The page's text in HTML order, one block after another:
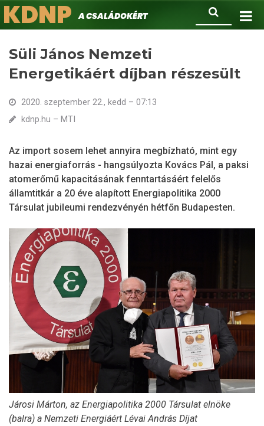
Ugrás
a
Keresés
KDNPA családokért.
Süli János Nemzeti
Energetikáért díjban részesült
2020. szeptember 22., kedd – 07:13
kdnp.hu – MTI
Az import sosem lehet annyira megbízható, mint egy
hazai energiaforrás - hangsúlyozta Kovács Pál, a paksi
atomerőmű kapacitásának fenntartásáért felelős
államtitkár a 20 éve alapított Energiapolitika 2000
Társulat jubileumi rendezvényén hétfőn Budapesten.
Járosi Márton, az Energiapolitika 2000 Társulat elnöke
(balra) a Nemzeti Energiáért Lévai András Díjat